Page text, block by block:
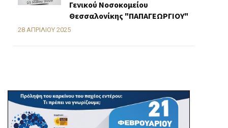
Γενικού Νοσοκομείου
Θεσσαλονίκης "ΠΑΠΑΓΕΩΡΓΙΟΥ"
28 ΑΠΡΙΛΊΟΥ 2025